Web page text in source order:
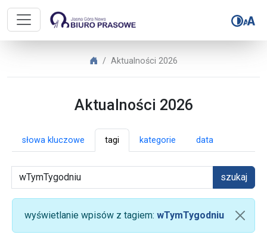
Biuro Prasowe Jasnej Góry –
Biuro Prasowe Jasnej Góry
Aktualności 2026
Aktualności 2026
słowa kluczowe tagi kategorie data
szukaj
wyświetlanie wpisów z tagiem: wTymTygodniu